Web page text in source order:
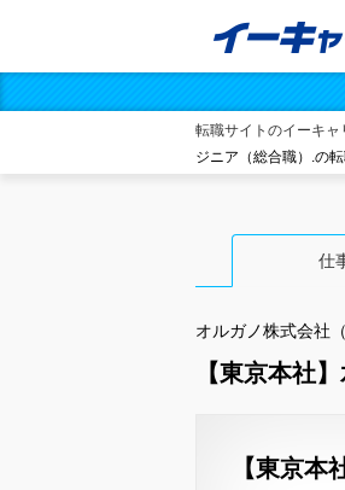
転職サイトのイーキャ
ジニア（総合職）.の
仕
オルガノ株式会社
【東京本社
【東京